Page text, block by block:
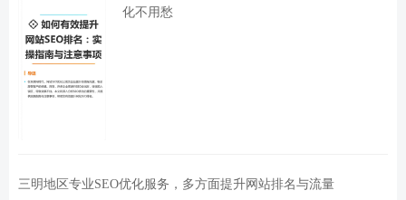
化不用愁
三明地区专业SEO优化服务，多方面提升网站排名与流量